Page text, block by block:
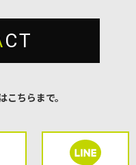
CT
こちらまで。